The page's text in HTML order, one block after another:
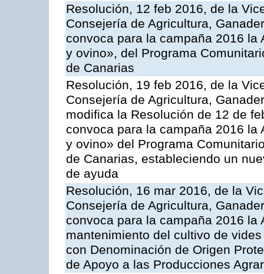
Resolución, 12 feb 2016, de la
Consejería de Agricultura,
convoca para la campaña 2016
y ovino», del Programa
de Canarias
Resolución, 19 feb 2016, de la
Consejería de Agricultura,
modifica la Resolución de 12 de
convoca para la campaña 2016
y ovino» del Programa
de Canarias, estableciendo un
de ayuda
Resolución, 16 mar 2016, de la
Consejería de Agricultura,
convoca para la campaña 2016
mantenimiento del cultivo de
con Denominación de Origen
de Apoyo a las Producciones